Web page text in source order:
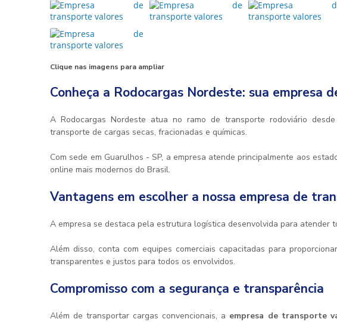
Clique nas imagens para ampliar
Conheça a Rodocargas Nordeste: sua empresa
A Rodocargas Nordeste atua no ramo de transporte rodoviário
transporte de cargas secas, fracionadas e químicas.
Com sede em Guarulhos - SP, a empresa atende principalmente aos
online mais modernos do Brasil.
Vantagens em escolher a nossa empresa de
A empresa se destaca pela estrutura logística desenvolvida para atender
Além disso, conta com equipes comerciais capacitadas para
transparentes e justos para todos os envolvidos.
Compromisso com a segurança e transparência
Além de transportar cargas convencionais, a empresa de transporte